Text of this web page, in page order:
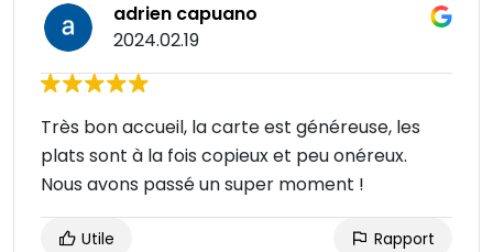
adrien capuano
2024.02.19
Très bon accueil, la carte est généreuse, les
plats sont à la fois copieux et peu onéreux.
Nous avons passé un super moment !
Utile Rapport